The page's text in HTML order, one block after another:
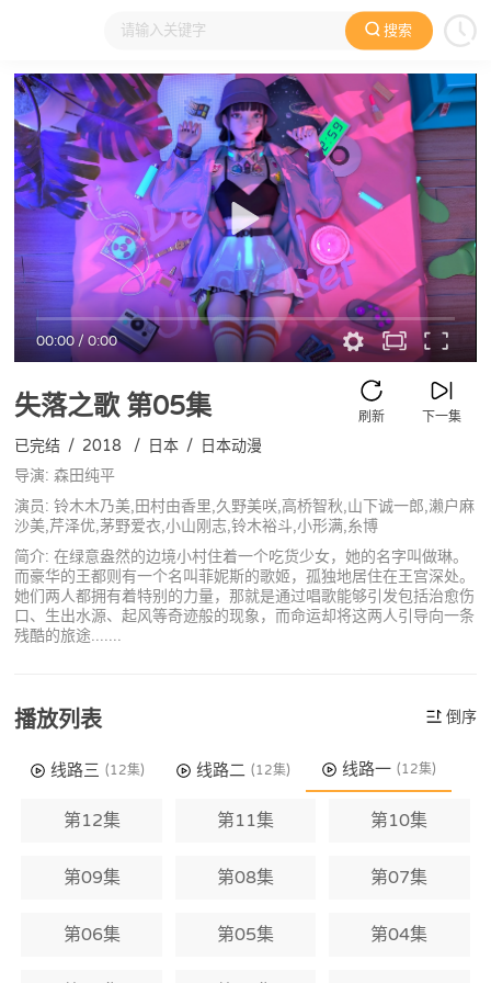
搜索
大家在看 日本动漫 国产动漫 欧美动漫 动漫电影
00:00/0:00
失落之歌第05集 下一集
刷新
已完结 / 2018 / 日本 / 日本动漫
导演: 森田纯平
演员: 铃木木乃美,田村由香里,久野美咲,高桥智秋,山下诚一郎,濑户麻
沙美,芹泽优,茅野爱衣,小山刚志,铃木裕斗,小形满,糸博
简介: 在绿意盎然的边境小村住着一个吃货少女，她的名字叫做琳。
而豪华的王都则有一个名叫菲妮斯的歌姬，孤独地居住在王宫深处。
她们两人都拥有着特别的力量，那就是通过唱歌能够引发包括治愈伤
口、生出水源、起风等奇迹般的现象，而命运却将这两人引导向一条
残酷的旅途.......
播放列表 倒序
线路三 (12集) 线路二 (12集) 线路一 (12集)
第12集 第11集 第10集
第09集 第08集 第07集
第06集 第05集 第04集